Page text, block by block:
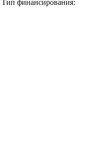
Тип финансирования: